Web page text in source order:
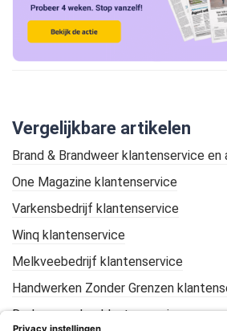
Vergelijkbare artikelen
Brand & Brandweer klantenservice
One Magazine klantenservice
Varkensbedrijf klantenservice
Winq klantenservice
Melkveebedrijf klantenservice
Handwerken Zonder Grenzen
De Loonwerker klantenservice